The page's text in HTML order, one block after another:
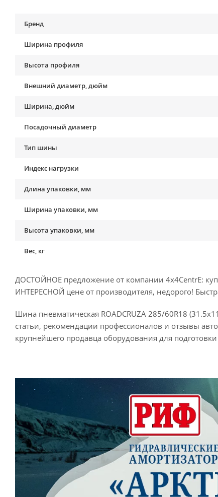
Бренд
Ширина профиля
Высота профиля
Внешний диаметр, дюйм
Ширина, дюйм
Посадочный диаметр
Тип шины
Индекс нагрузки
Длина упаковки, мм
Ширина упаковки, мм
Высота упаковки, мм
Вес, кг
ДОСТОЙНОЕ предложение от компании 4x4CentrE:
ИНТЕРЕСНОЙ цене от производителя, недорого!
Шина пневматическая ROADCRUZA 285/60R18
статьи, рекомендации профессионалов и отзывы
крупнейшего продавца оборудования для